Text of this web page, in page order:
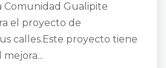
Comunidad Gualipite
el proyecto de
calles.Este proyecto tiene